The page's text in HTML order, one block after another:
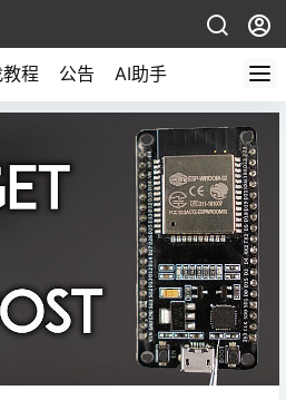
程 公告 AI助手